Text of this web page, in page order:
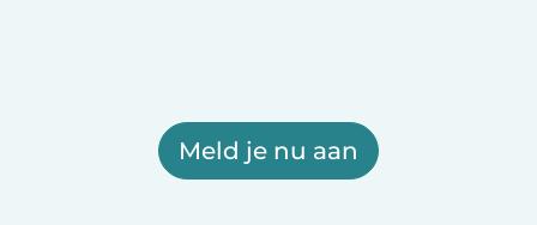
Meld je nu aan